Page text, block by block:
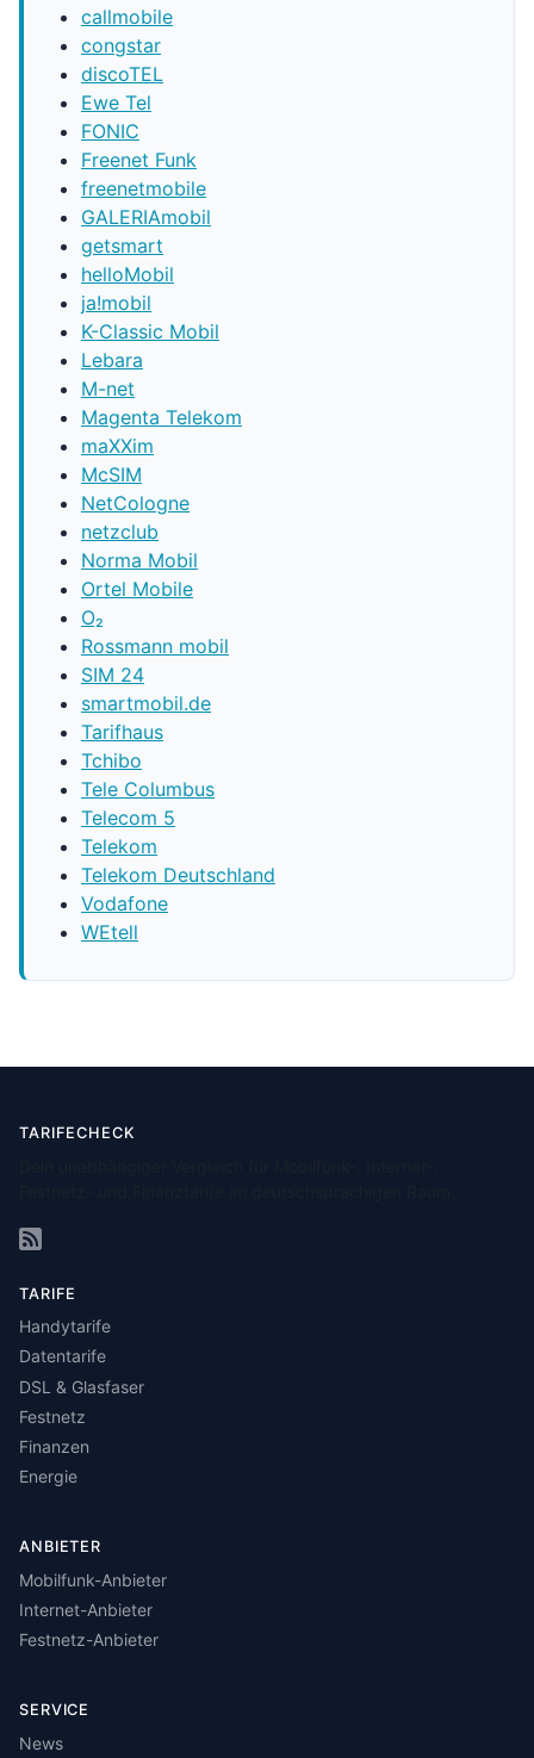
callmobile
congstar
discoTEL
Ewe Tel
FONIC
Freenet Funk
freenetmobile
GALERIAmobil
getsmart
helloMobil
ja!mobil
K-Classic Mobil
Lebara
M-net
Magenta Telekom
maXXim
McSIM
NetCologne
netzclub
Norma Mobil
Ortel Mobile
O₂
Rossmann mobil
SIM 24
smartmobil.de
Tarifhaus
Tchibo
Tele Columbus
Telecom 5
Telekom
Telekom Deutschland
Vodafone
WEtell
TARIFECHECK
TARIFE
Handytarife
Datentarife
DSL & Glasfaser
Festnetz
Finanzen
Energie
ANBIETER
Mobilfunk-Anbieter
Internet-Anbieter
Festnetz-Anbieter
SERVICE
News